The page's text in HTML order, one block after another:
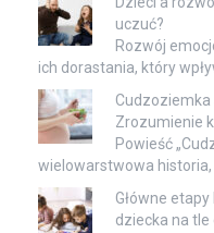
uczuć?
Rozwój
ich dorastania, który
Cudzoziemka
Zrozumienie
Powieść
wielowarstwowa
Główne
dziecka na